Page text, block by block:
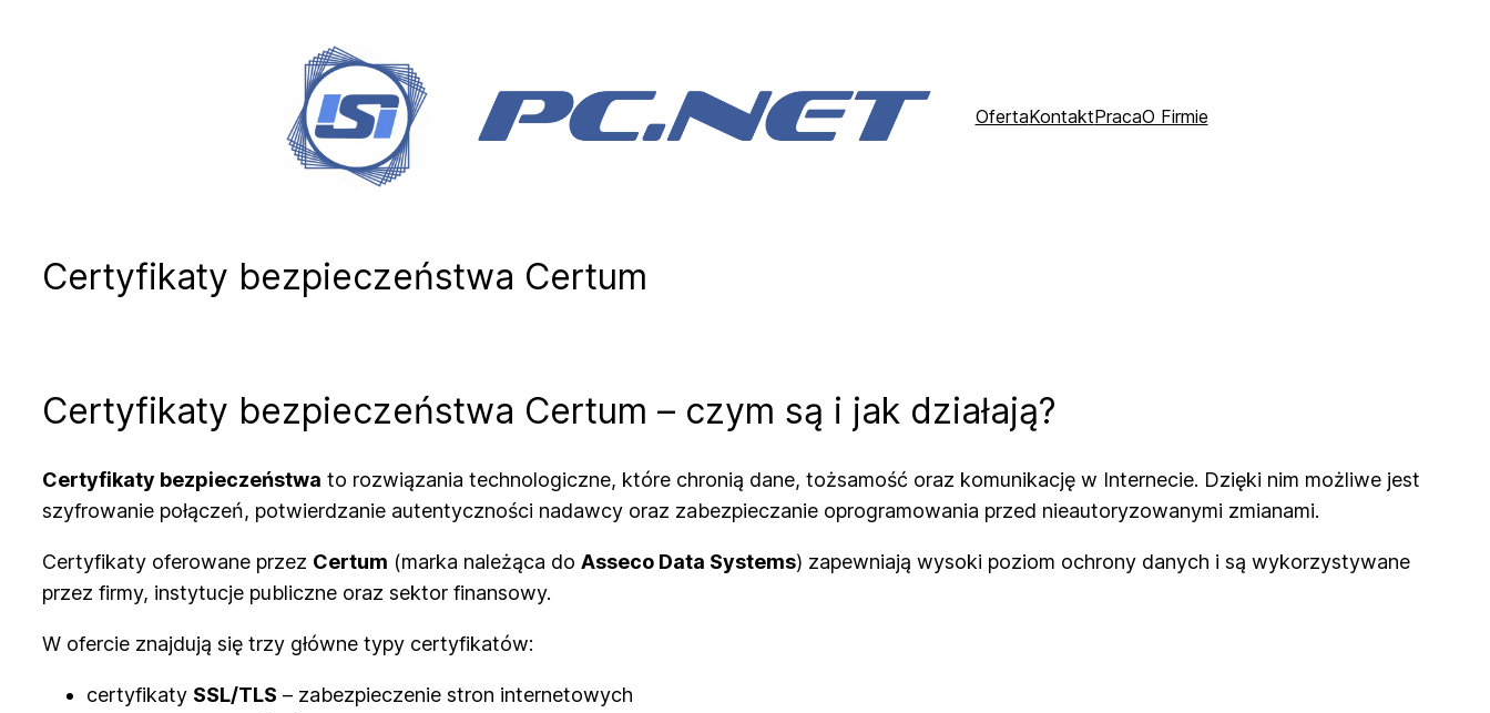
OfertaKontaktPracaO Firmie
Certyfikaty bezpieczeństwa Certum
Certyfikaty bezpieczeństwa Certum – czym są i jak działają?
Certyfikaty bezpieczeństwa to rozwiązania technologiczne, które chronią dane, tożsamość oraz komunikację w Internecie. Dzięki nim możliwe jest
szyfrowanie połączeń, potwierdzanie autentyczności nadawcy oraz zabezpieczanie oprogramowania przed nieautoryzowanymi zmianami.
Certyfikaty oferowane przez Certum (marka należąca do Asseco Data Systems) zapewniają wysoki poziom ochrony danych i są wykorzystywane
przez firmy, instytucje publiczne oraz sektor finansowy.
W ofercie znajdują się trzy główne typy certyfikatów:
certyfikaty SSL/TLS – zabezpieczenie stron internetowych